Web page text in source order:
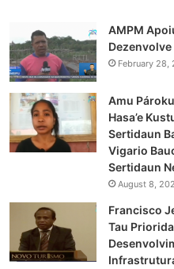
AMPM
February 28,
Amu
Hasa’e
Sertidaun
Vigario
Sertidaun
August 8,
Francisco
Tau